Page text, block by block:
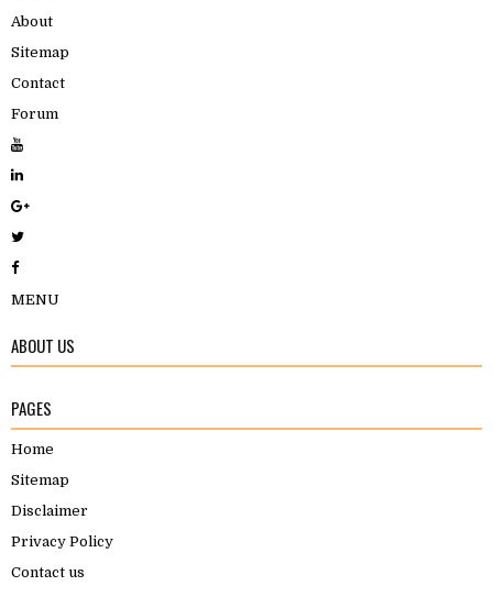
About
Sitemap
Contact
Forum
MENU
ABOUT US
PAGES
Home
Sitemap
Disclaimer
Privacy Policy
Contact us